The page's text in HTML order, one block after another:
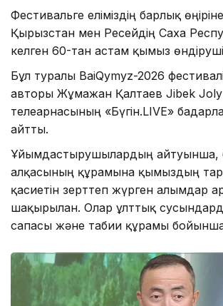
Фестивальге еліміздің барлық
Қырғызстан мен Ресейдің Саха
келген 60-тан астам қымыз
Бұл туралы BaiQymyz-2026
авторы Жұмажан Қалтаев Jibek Joly
телеарнасының «Бүгін.LIVE»
айтты.
Ұйымдастырушылардың айтуынша,
алқасының құрамына қымыздың
қасиетін зерттеп жүрген ғалымдар
шақырылған. Олар ұлттық
сапасы және табиғи құрамы бойынша